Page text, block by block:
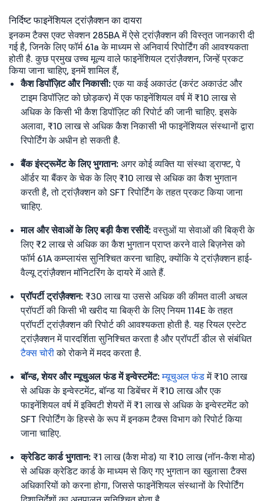
निर्दिष्ट फाइनेंशियल ट्रांज़ैक्शन का दायरा
इनकम टैक्स एक्ट सेक्शन 285BA में ऐसे ट्रांज़ैक्शन की विस्तृत जानकारी दी
गई है, जिनके लिए फॉर्म 61a के माध्यम से अनिवार्य रिपोर्टिंग की आवश्यकता
होती है. कुछ प्रमुख उच्च मूल्य वाले फाइनेंशियल ट्रांज़ैक्शन, जिन्हें प्रकट
किया जाना चाहिए, इनमें शामिल हैं,
कैश डिपॉज़िट और निकासी:एक या कई अकाउंट (करंट अकाउंट और
टाइम डिपॉज़िट को छोड़कर) में एक फाइनेंशियल वर्ष में ₹10 लाख से
अधिक के किसी भी कैश डिपॉज़िट की रिपोर्ट की जानी चाहिए. इसके
अलावा, ₹10 लाख से अधिक कैश निकासी भी फाइनेंशियल संस्थानों द्वारा
रिपोर्टिंग के अधीन हो सकती है.
बैंक इंस्ट्रूमेंट के लिए भुगतान: अगर कोई व्यक्ति या संस्था ड्राफ्ट, पे
ऑर्डर या बैंकर के चेक के लिए ₹10 लाख से अधिक का कैश भुगतान
करती है, तो ट्रांज़ैक्शन को SFT रिपोर्टिंग के तहत प्रकट किया जाना
चाहिए.
माल और सेवाओं के लिए बड़ी कैश रसीदें:वस्तुओं या सेवाओं की बिक्री के
लिए ₹2 लाख से अधिक का कैश भुगतान प्राप्त करने वाले बिज़नेस को
फॉर्म 61A कम्प्लायंस सुनिश्चित करना चाहिए, क्योंकि ये ट्रांज़ैक्शन हाई-
वैल्यू ट्रांज़ैक्शन मॉनिटरिंग के दायरे में आते हैं.
प्रॉपर्टी ट्रांज़ैक्शन: ₹30 लाख या उससे अधिक की कीमत वाली अचल
प्रॉपर्टी की किसी भी खरीद या बिक्री के लिए नियम 114E के तहत
प्रॉपर्टी ट्रांज़ैक्शन की रिपोर्ट की आवश्यकता होती है. यह रियल एस्टेट
ट्रांज़ैक्शन में पारदर्शिता सुनिश्चित करता है और प्रॉपर्टी डील से संबंधित
टैक्स चोरीको रोकने में मदद करता है.
बॉन्ड, शेयर और म्यूचुअल फंड में इन्वेस्टमेंट: म्यूचुअल फंडमें ₹10 लाख
से अधिक के इन्वेस्टमेंट, बॉन्ड या डिबेंचर में ₹10 लाख और एक
फाइनेंशियल वर्ष में इक्विटी शेयरों में ₹1 लाख से अधिक के इन्वेस्टमेंट को
SFT रिपोर्टिंग के हिस्से के रूप में इनकम टैक्स विभाग को रिपोर्ट किया
जाना चाहिए.
क्रेडिट कार्ड भुगतान: ₹1 लाख (कैश मोड) या ₹10 लाख (नॉन-कैश मोड)
से अधिक क्रेडिट कार्ड के माध्यम से किए गए भुगतान का खुलासा टैक्स
अधिकारियों को करना होगा, जिससे फाइनेंशियल संस्थानों के रिपोर्टिंग